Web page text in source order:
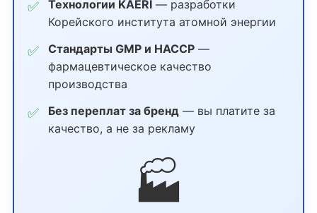
✅ Технологии KAERI— разработки
Корейского института атомной энергии
✅ Стандарты GMP и HACCP—
фармацевтическое качество
производства
✅ Без переплат за бренд— вы платите за
качество, а не за рекламу
🏭